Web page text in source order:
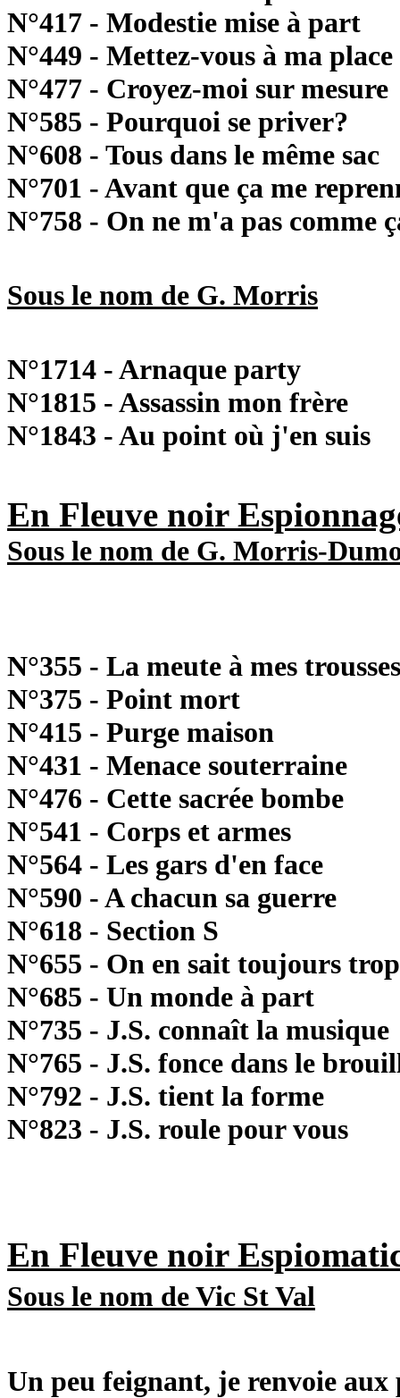
N°417 - Modestie mise à part
N°449 - Mettez-vous à ma place
N°477 - Croyez-moi sur mesure
N°585 - Pourquoi se priver?
N°608 - Tous dans le même sac
N°701 - Avant que ça me
N°758 - On ne m'a pas comme
Sous le nom de G. Morris
N°1714 - Arnaque party
N°1815 - Assassin mon frère
N°1843 - Au point où j'en suis
En Fleuve noir
Sous le nom de G. Morris-
N°355 - La meute à mes trousses
N°375 - Point mort
N°415 - Purge maison
N°431 - Menace souterraine
N°476 - Cette sacrée bombe
N°541 - Corps et armes
N°564 - Les gars d'en face
N°590 - A chacun sa guerre
N°618 - Section S
N°655 - On en sait toujours trop
N°685 - Un monde à part
N°735 - J.S. connaît la musique
N°765 - J.S. fonce dans le
N°792 - J.S. tient la forme
N°823 - J.S. roule pour vous
En Fleuve noir
Sous le nom de Vic St Val
Un peu feignant, je renvoie aux